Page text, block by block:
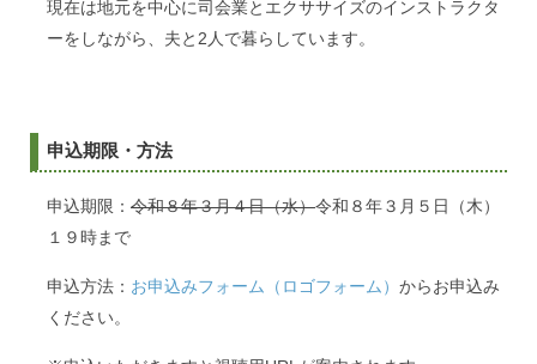
現在は地元を中心に司会業とエクササイズのインストラクタ
ーをしながら、夫と2人で暮らしています。
申込期限・方法
申込期限： 令和８年３月４日（水）令和８年３月５日（木）
１９時まで
申込方法： お申込みフォーム（ロゴフォーム） からお申込み
ください。